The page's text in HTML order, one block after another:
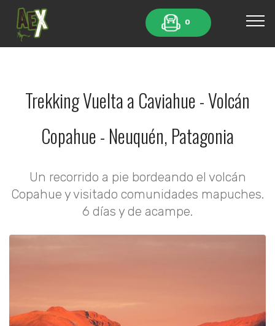
0
Trekking Vuelta a Caviahue - Volcán
Copahue - Neuquén, Patagonia
Un recorrido a pie bordeando el volcán
Copahue y visitado comunidades mapuches.
6 días y de acampe.